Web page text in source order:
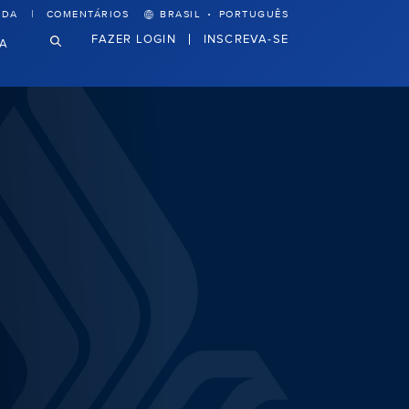
COMENTÁRIOS BRASIL · PORTUGUÊS
FAZER LOGIN INSCREVA-SE